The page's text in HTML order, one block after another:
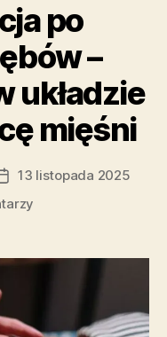
po
–
układzie
mięśni
Data
wpisu
13 listopada 2025
ekstrakcji